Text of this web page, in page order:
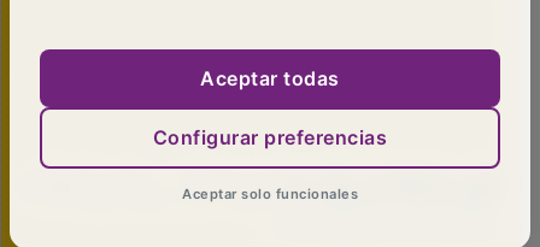
Aceptar todas
Configurar preferencias
Aceptar solo funcionales